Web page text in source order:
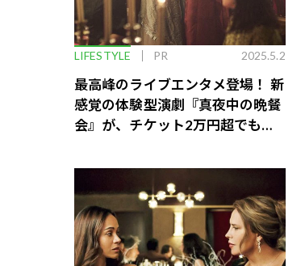
LIFESTYLE PR 2025.5.2
最高峰のライブエンタメ登場！ 新
感覚の体験型演劇『真夜中の晩餐
会』が、チケット2万円超でも売